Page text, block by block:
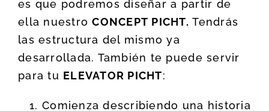
es que podremos diseñar a partir de
ella nuestroCONCEPT PICHT.Tendrás
las estructura del mismo ya
desarrollada. También te puede servir
para tu ELEVATOR PICHT:
Comienza describiendo una historia